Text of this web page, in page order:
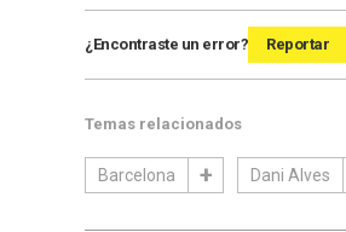
¿Encontraste un error? Reportar
Temas relacionados
Barcelona Dani Alves